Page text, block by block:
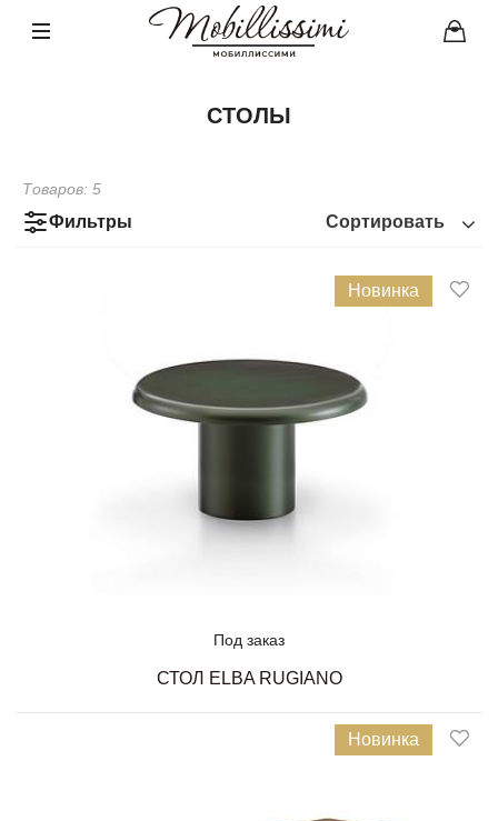
СТОЛЫ
Фильтры Сортировать
Товаров: 5
Новинка
Под заказ
СТОЛ ELBA RUGIANO
Новинка